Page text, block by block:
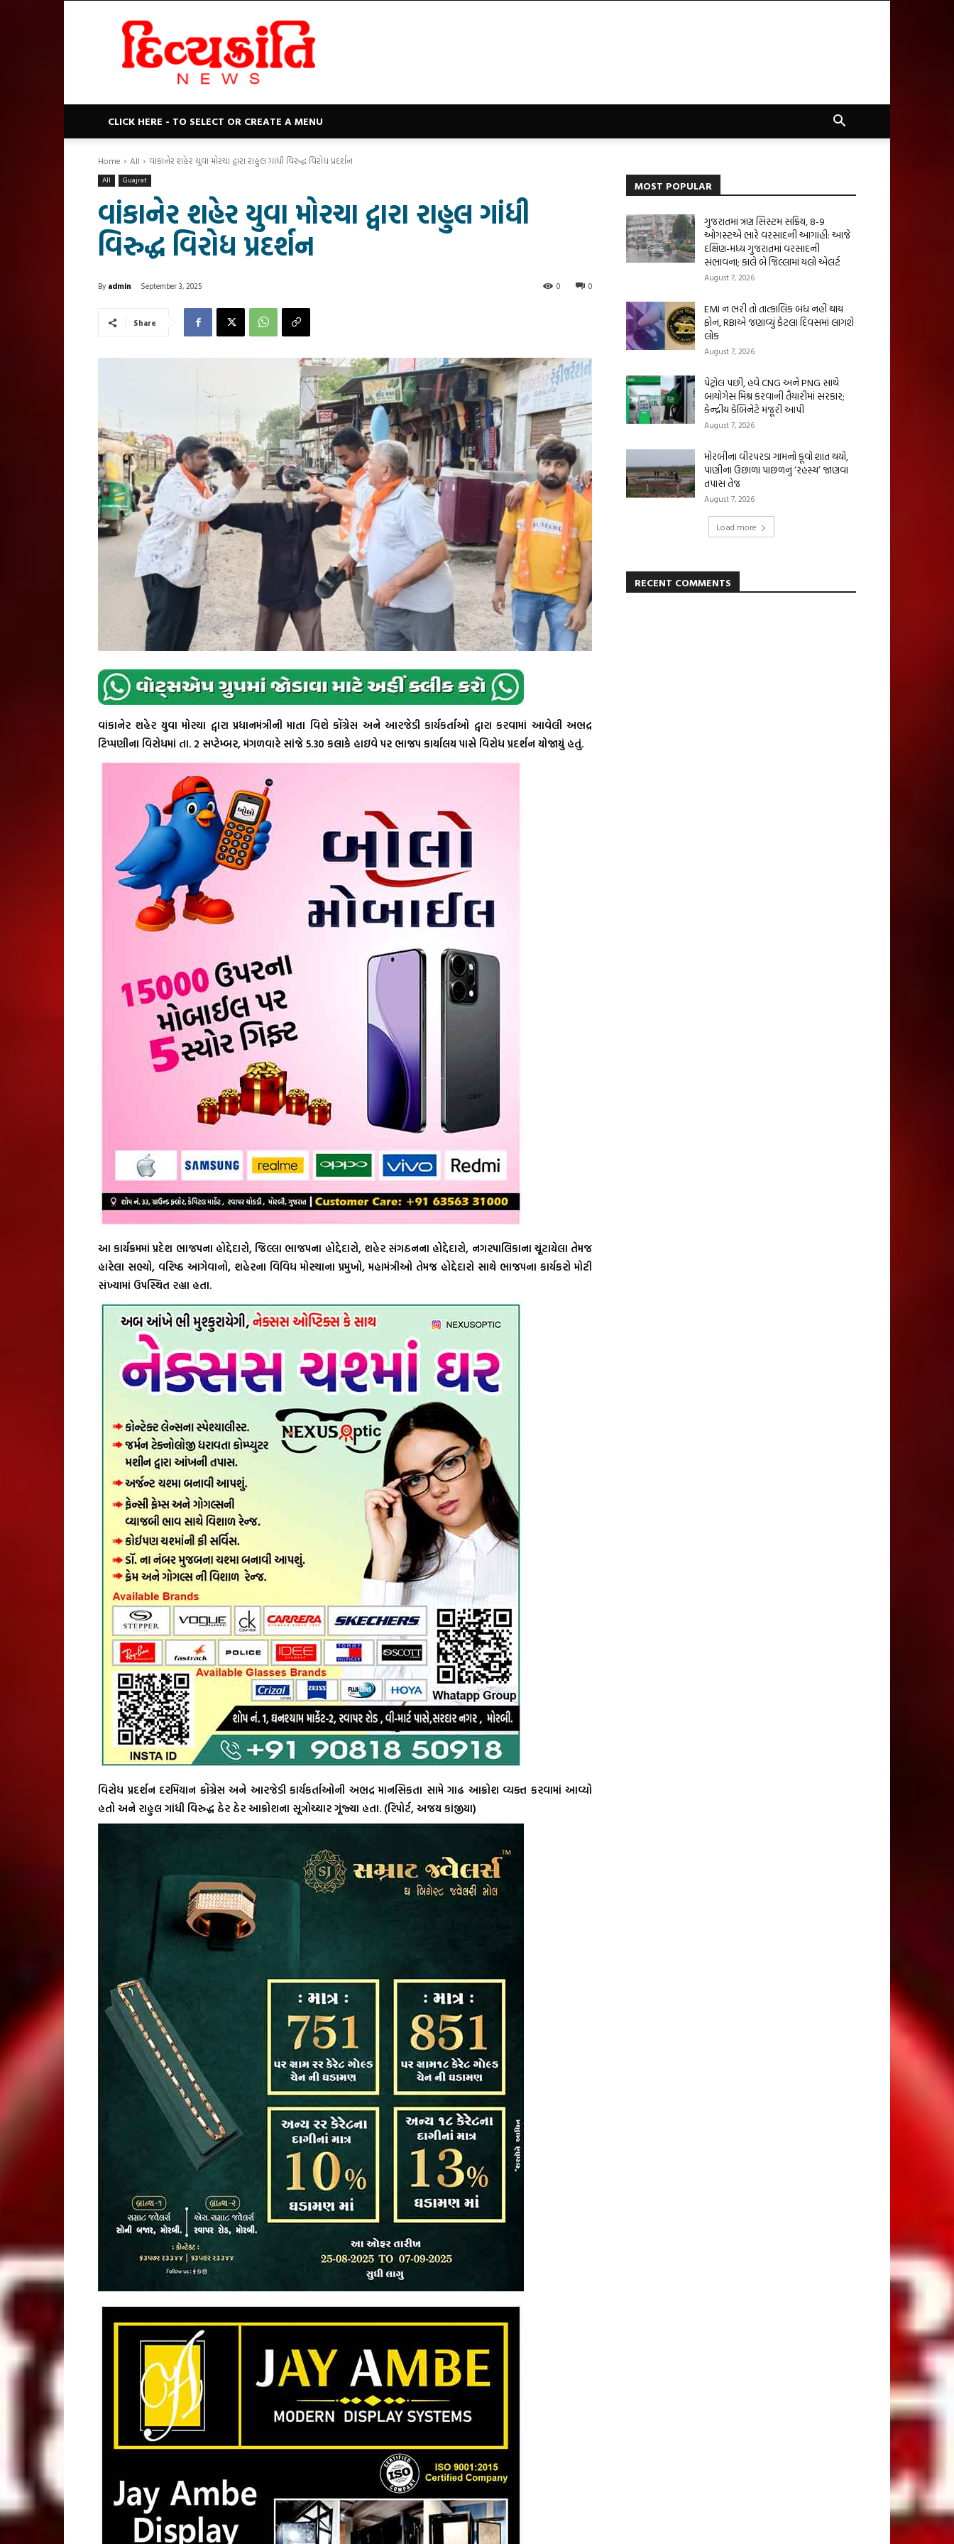
Divyakranti
News
CLICK HERE - TO SELECT OR CREATE A MENU
Home All વાંકાનેર શહેર યુવા મોરચા દ્વારા રાહુલ ગાંધી વિરુદ્ધ વિરોધ પ્રદર્શન
All Guajrat
વાંકાનેર શહેર યુવા મોરચા દ્વારા રાહુલ ગાંધી
વિરુદ્ધ વિરોધ પ્રદર્શન
By admin September 3, 2025 0
0
Share
વાંકાનેર શહેર યુવા મોરચા દ્વારા પ્રધાનમંત્રીની માતા વિશે કોંગ્રેસ અને આરજેડી કાર્યકર્તાઓ દ્વારા કરવામાં આવેલી અભદ્ર
ટિપ્પણીના વિરોધમાં તા. 2 સપ્ટેમ્બર, મંગળવારે સાંજે 5.30 કલાકે હાઇવે પર ભાજપ કાર્યાલય પાસે વિરોધ પ્રદર્શન યોજાયું હતું.
આ કાર્યક્રમમાં પ્રદેશ ભાજપના હોદ્દેદારો, જિલ્લા ભાજપના હોદ્દેદારો, શહેર સંગઠનના હોદ્દેદારો, નગરપાલિકાના ચૂંટાયેલા તેમજ
હારેલા સભ્યો, વરિષ્ઠ આગેવાનો, શહેરના વિવિધ મોરચાના પ્રમુખો, મહામંત્રીઓ તેમજ હોદ્દેદારો સાથે ભાજપના કાર્યકરો મોટી
સંખ્યામાં ઉપસ્થિત રહ્યા હતા.
વિરોધ પ્રદર્શન દરમિયાન કોંગ્રેસ અને આરજેડી કાર્યકર્તાઓની અભદ્ર માનસિકતા સામે ગાઢ આક્રોશ વ્યક્ત કરવામાં આવ્યો
હતો અને રાહુલ ગાંધી વિરુદ્ધ ઠેર ઠેર આક્રોશના સૂત્રોચ્ચાર ગૂંજ્યા હતા. (રિપોર્ટ, અજય કાંજીયા)
MOST POPULAR
ગુજરાતમાં ત્રણ સિસ્ટમ સક્રિય, 8-9
ઓગસ્ટએ ભારે વરસાદની આગાહી: આજે
દક્ષિણ-મધ્ય ગુજરાતમાં વરસાદની
સંભાવના; કાલે બે જિલ્લામાં યલો એલર્ટ
August 7, 2026
EMI ન ભરી તો તાત્કાલિક બંધ નહીં થાય
ફોન, RBIએ જણાવ્યું કેટલા દિવસમાં લાગશે
લોક
August 7, 2026
પેટ્રોલ પછી, હવે CNG અને PNG સાથે
બાયોગેસ મિશ્ર કરવાની તૈયારીમાં સરકાર;
કેન્દ્રીય કેબિનેટે મંજૂરી આપી
August 7, 2026
મોરબીના વીરપરડા ગામનો કૂવો શાંત થયો,
પાણીના ઉછાળા પાછળનું ‘રહસ્ય’ જાણવા
તપાસ તેજ
August 7, 2026
Load more
RECENT COMMENTS